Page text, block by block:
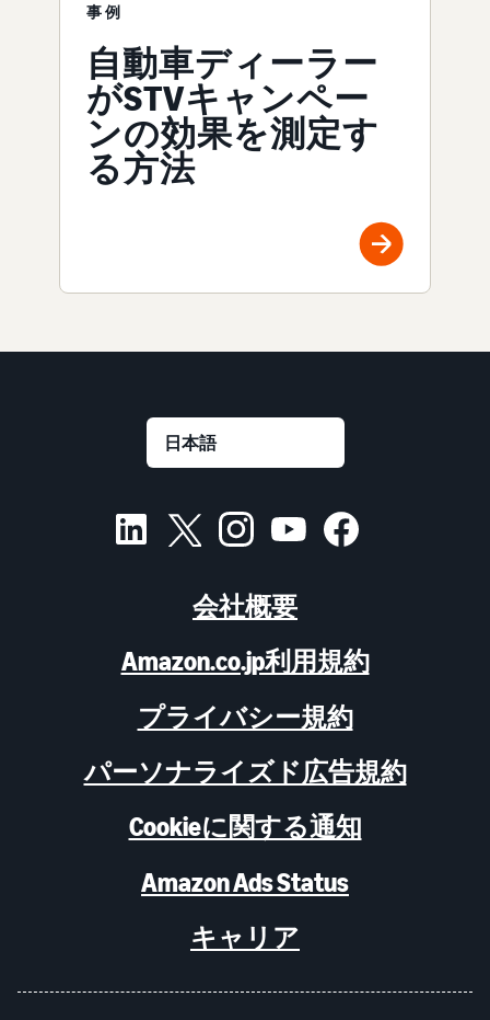
事例
自動車ディーラー
がSTVキャンペー
ンの効果を測定す
る方法
会社概要
Amazon.co.jp利用規約
プライバシー規約
パーソナライズド広告規約
Cookieに関する通知
Amazon Ads Status
キャリア